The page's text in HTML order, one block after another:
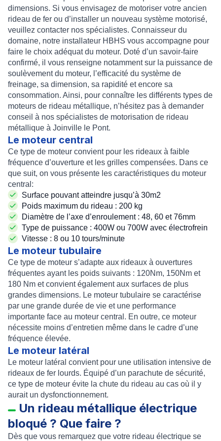
dimensions. Si vous envisagez de motoriser votre ancien
rideau de fer ou d’installer un nouveau système motorisé,
veuillez contacter nos spécialistes. Connaisseur du
domaine, notre installateur HBHS vous accompagne pour
faire le choix adéquat du moteur. Doté d’un savoir-faire
confirmé, il vous renseigne notamment sur la puissance de
soulèvement du moteur, l’efficacité du système de
freinage, sa dimension, sa rapidité et encore sa
consommation. Ainsi, pour connaître les différents types de
moteurs de rideau métallique, n’hésitez pas à demander
conseil à nos spécialistes de motorisation de rideau
métallique à Joinville le Pont.
Le moteur central
Ce type de moteur convient pour les rideaux à faible
fréquence d’ouverture et les grilles compensées. Dans ce
que suit, on vous présente les caractéristiques du moteur
central:
Surface pouvant atteindre jusqu’à 30m2
Poids maximum du rideau : 200 kg
Diamètre de l’axe d’enroulement : 48, 60 et 76mm
Type de puissance : 400W ou 700W avec électrofrein
Vitesse : 8 ou 10 tours/minute
Le moteur tubulaire
Ce type de moteur s’adapte aux rideaux à ouvertures
fréquentes ayant les poids suivants : 120Nm, 150Nm et
180 Nm et convient également aux surfaces de plus
grandes dimensions. Le moteur tubulaire se caractérise
par une grande durée de vie et une performance
importante face au moteur central. En outre, ce moteur
nécessite moins d’entretien même dans le cadre d’une
fréquence élevée.
Le moteur latéral
Le moteur latéral convient pour une utilisation intensive de
rideaux de fer lourds. Équipé d’un parachute de sécurité,
ce type de moteur évite la chute du rideau au cas où il y
aurait un dysfonctionnement.
Un rideau métallique électrique
bloqué ? Que faire ?
Dès que vous remarquez que votre rideau électrique se